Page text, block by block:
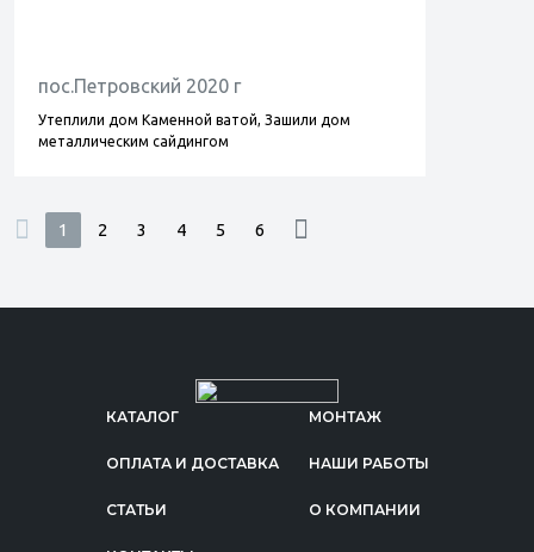
пос.Петровский 2020 г
Утеплили дом Каменной ватой, Зашили дом
металлическим сайдингом
1 2 3 4 5 6
КАТАЛОГ МОНТАЖ
ОПЛАТА И ДОСТАВКА НАШИ РАБОТЫ
СТАТЬИ О КОМПАНИИ